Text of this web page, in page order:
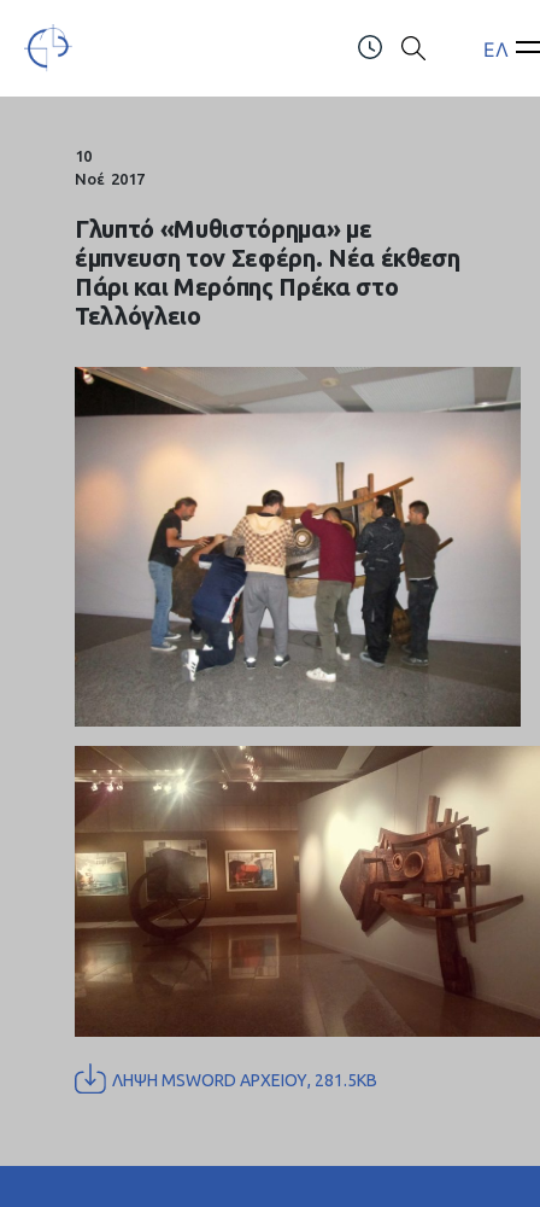
Open Menu ΕΛ
10
Νοέ 2017
Γλυπτό «Μυθιστόρημα» με
έμπνευση τον Σεφέρη. Νέα έκθεση
Πάρι και Μερόπης Πρέκα στο
Τελλόγλειο
ΛΗΨΗ MSWORD ΑΡΧΕΙΟΥ, 281.5KB